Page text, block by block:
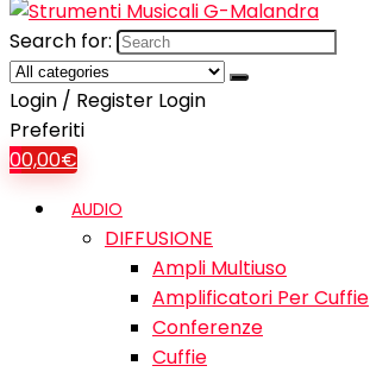
Search for:
Login / Register Login
Preferiti
00,00€
AUDIO
DIFFUSIONE
Ampli Multiuso
Amplificatori Per Cuffie
Conferenze
Cuffie